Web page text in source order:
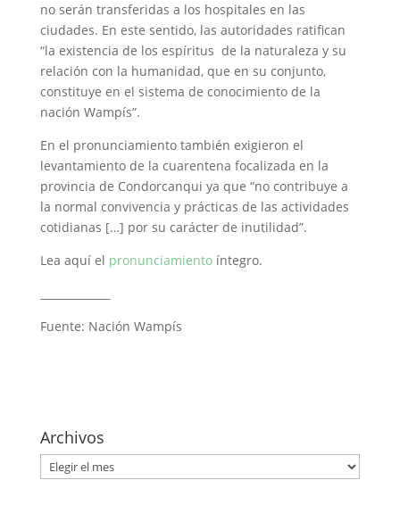
no serán transferidas a los hospitales en las
ciudades. En este sentido, las autoridades ratifican
“la existencia de los espíritus de la naturaleza y su
relación con la humanidad, que en su conjunto,
constituye en el sistema de conocimiento de la
nación Wampís”.
En el pronunciamiento también exigieron el
levantamiento de la cuarentena focalizada en la
provincia de Condorcanqui ya que “no contribuye a
la normal convivencia y prácticas de las actividades
cotidianas […] por su carácter de inutilidad”.
Lea aquí el pronunciamiento íntegro.
Fuente: Nación Wampís
Archivos
Archivos